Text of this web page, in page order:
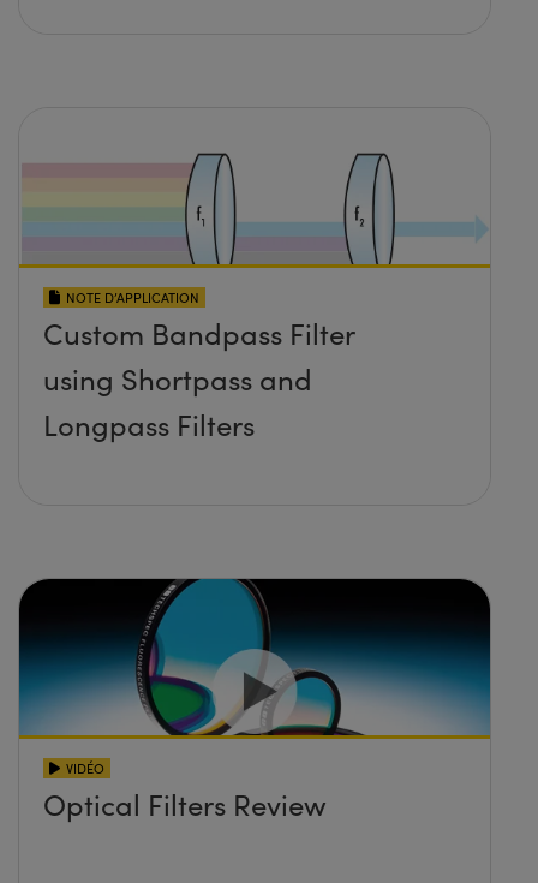
NOTE D’APPLICATION
Custom Bandpass Filter
using Shortpass and
Longpass Filters
VIDÉO
Optical Filters Review